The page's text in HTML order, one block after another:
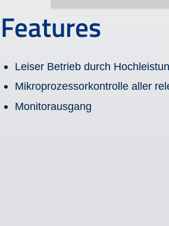
Features
Leiser Betrieb durch
Mikroprozessorkontrolle aller
Monitorausgang